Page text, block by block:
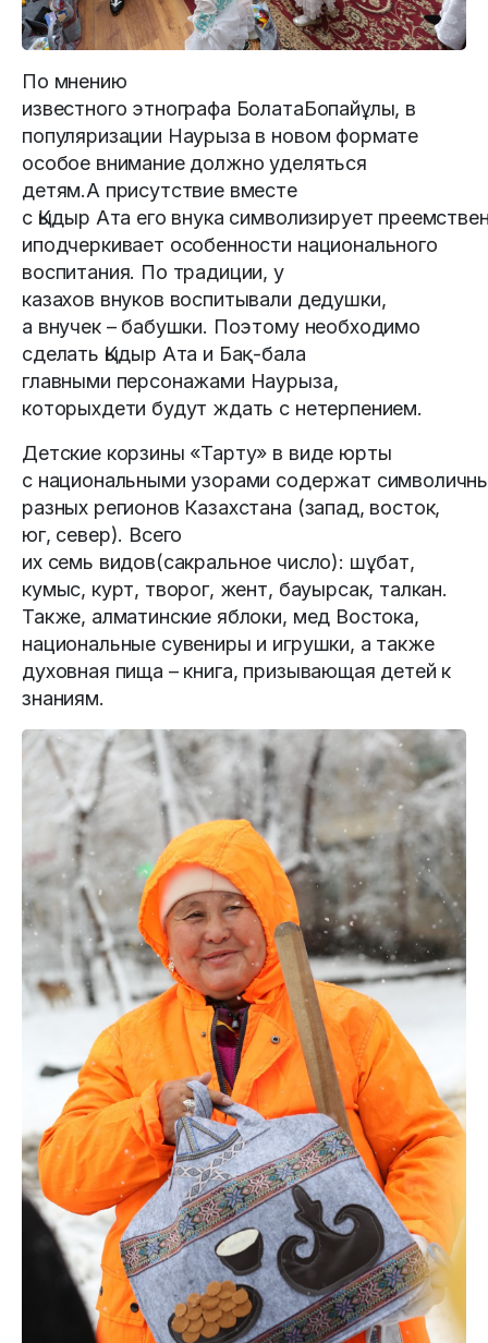
По мнению
известного этнографа БолатаБопайұлы, в
популяризации Наурыза в новом формате
особое внимание должно уделяться
детям.А присутствие вместе
с Қыдыр Ата его внука символизирует
иподчеркивает особенности национального
воспитания. По традиции, у
казахов внуков воспитывали дедушки,
а внучек – бабушки. Поэтому необходимо
сделать Қыдыр Ата и Бақ-бала
главными персонажами Наурыза,
которыхдети будут ждать с нетерпением.
Детские корзины «Тарту» в виде юрты
с национальными узорами содержат
разных регионов Казахстана (запад, восток,
юг, север). Всего
их семь видов(сакральное число): шұбат,
кумыс, курт, творог, жент, бауырсак, талкан.
Также, алматинские яблоки, мед Востока,
национальные сувениры и игрушки, а также
духовная пища – книга, призывающая детей к
знаниям.